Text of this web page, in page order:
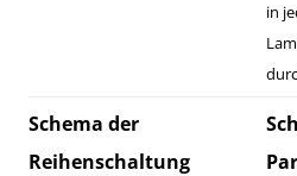
in
Schema der
Reihenschaltung